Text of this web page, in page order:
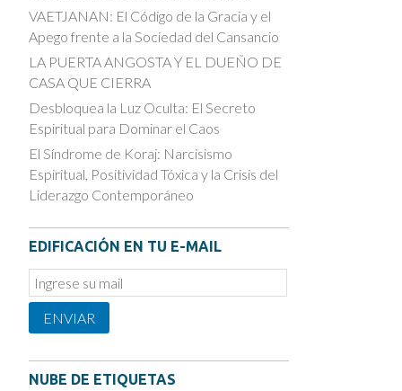
VAETJANAN: El Código de la Gracia y el
Apego frente a la Sociedad del Cansancio
LA PUERTA ANGOSTA Y EL DUEÑO DE
CASA QUE CIERRA
Desbloquea la Luz Oculta: El Secreto
Espiritual para Dominar el Caos
El Síndrome de Koraj: Narcisismo
Espiritual, Positividad Tóxica y la Crisis del
Liderazgo Contemporáneo
EDIFICACIÓN EN TU E-MAIL
Email
Subscription
ENVIAR
NUBE DE ETIQUETAS